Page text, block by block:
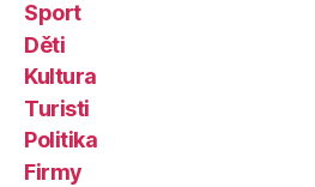
Sport
Děti
Kultura
Turisti
Politika
Firmy